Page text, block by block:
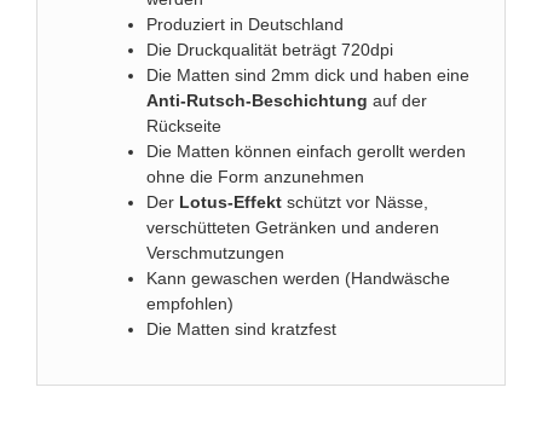
Produziert in Deutschland
Die Druckqualität beträgt 720dpi
Die Matten sind 2mm dick und haben eine
Anti-Rutsch-Beschichtung auf der
Rückseite
Die Matten können einfach gerollt werden
ohne die Form anzunehmen
Der Lotus-Effekt schützt vor Nässe,
verschütteten Getränken und anderen
Verschmutzungen
Kann gewaschen werden (Handwäsche
empfohlen)
Die Matten sind kratzfest